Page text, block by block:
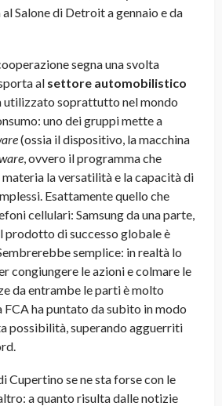
Salone di Detroit a gennaio e da
segna una svolta
al settore automobilistico
utilizzato soprattutto nel mondo
uno dei gruppi mette a
(ossia il dispositivo, la macchina
, ovvero il programma che
la versatilità e la capacità di
Esattamente quello che
cellulari: Samsung da una parte,
prodotto di successo globale è
semplice: in realtà lo
congiungere le azioni e colmare le
da entrambe le parti è molto
ha puntato da subito in modo
possibilità, superando agguerriti
Cupertino se ne sta forse con le
a quanto risulta dalle notizie